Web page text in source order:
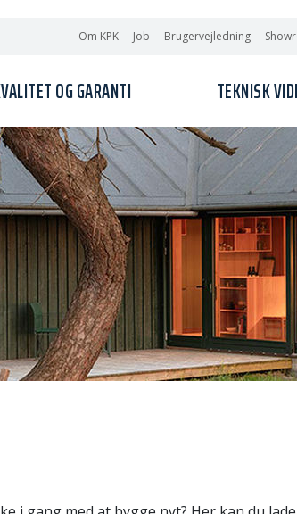
OG GARANTI TEKNISK
Om KPK Job Brugervejledning